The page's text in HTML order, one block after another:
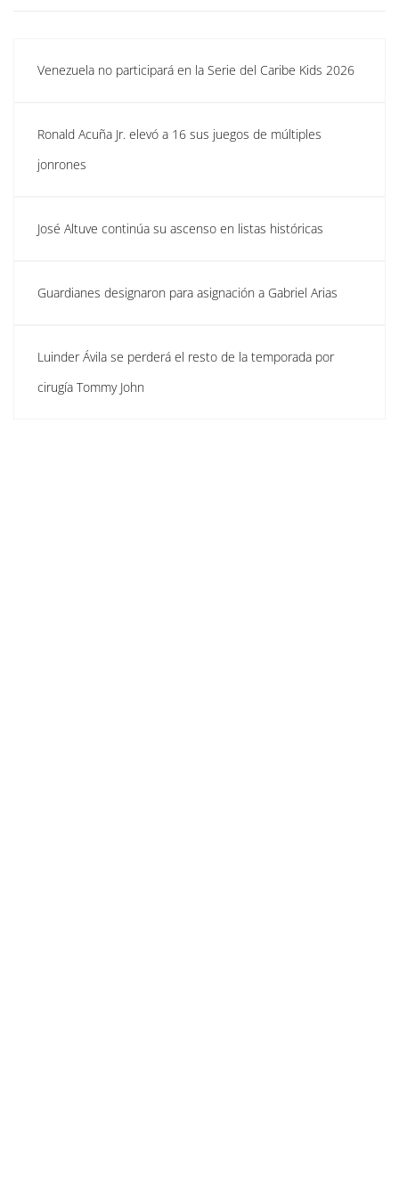
Venezuela no participará en la Serie del Caribe Kids 2026
Ronald Acuña Jr. elevó a 16 sus juegos de múltiples
jonrones
José Altuve continúa su ascenso en listas históricas
Guardianes designaron para asignación a Gabriel Arias
Luinder Ávila se perderá el resto de la temporada por
cirugía Tommy John